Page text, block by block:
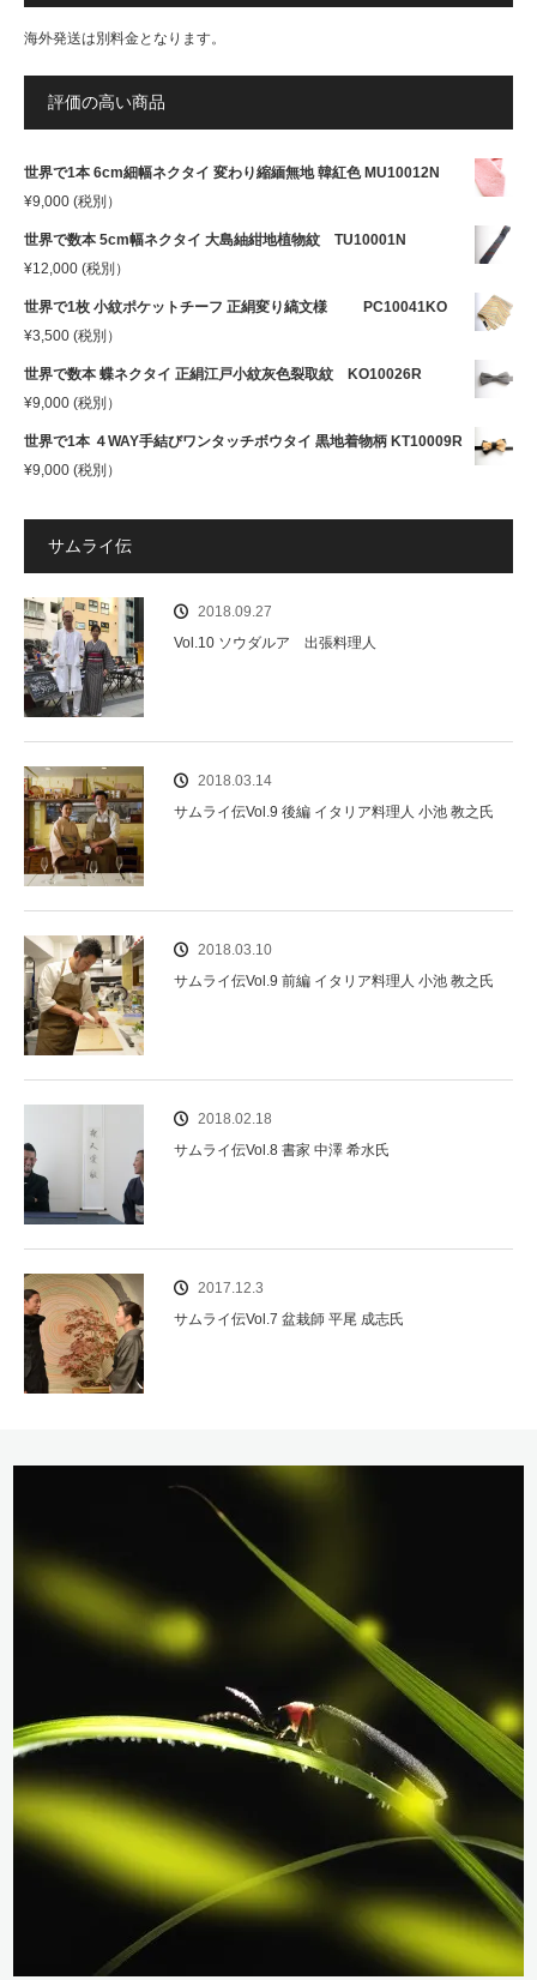
海外発送は別料金となります。
評価の高い商品
世界で1本 6cm細幅ネクタイ 変わり縮緬無地 韓紅色 MU10012N
¥9,000 (税別）
世界で数本 5cm幅ネクタイ 大島紬紺地植物紋 TU10001N
¥12,000 (税別）
世界で1枚 小紋ポケットチーフ 正絹変り縞文様 PC10041KO
¥3,500 (税別）
世界で数本 蝶ネクタイ 正絹江戸小紋灰色裂取紋 KO10026R
¥9,000 (税別）
世界で1本 ４WAY手結びワンタッチボウタイ 黒地着物柄 KT10009R
¥9,000 (税別）
サムライ伝
2018.09.27
Vol.10 ソウダルア 出張料理人
2018.03.14
サムライ伝Vol.9 後編 イタリア料理人 小池 教之氏
2018.03.10
サムライ伝Vol.9 前編 イタリア料理人 小池 教之氏
2018.02.18
サムライ伝Vol.8 書家 中澤 希水氏
2017.12.3
サムライ伝Vol.7 盆栽師 平尾 成志氏